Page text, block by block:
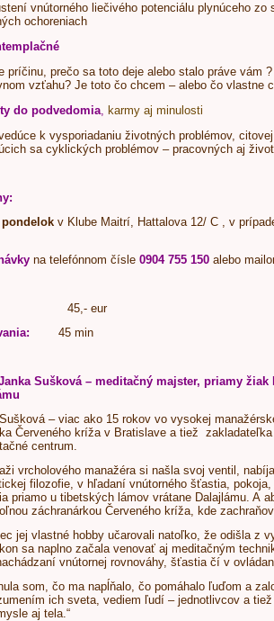
vnútorného liečivého potenciálu plynúceho
ochoreniach
príčinu, prečo sa toto deje alebo stalo práve
vzťahu? Je toto čo chcem – alebo čo vlastne
do podvedomia, karmy aj minulosti
k vysporiadaniu životných problémov,
sa cyklických problémov – pracovných aj
pondelok v Klube Maitrí, Hattalova 12/ C , v
na telefónnom čísle0904 755 150 alebo
45,- eur
45 min
Sušková – meditačný majster, priamy
– viac ako 15 rokov vo vysokej
Červeného kríža v Bratislave a tiež
centrum.
vrcholového manažéra si našla svoj ventil,
filozofie, v hľadaní vnútorného šťastia,
priamo u tibetských lámov vrátane Dalajlámu. A
záchranárkou Červeného kríža, kde
jej vlastné hobby učarovali natoľko, že odišla z
sa naplno začala venovať aj meditačným
vnútornej rovnováhy, šťastia čí v
som, čo ma napĺňalo, čo pomáhalo ľuďom a
ich sveta, vediem ľudí – jednotlivcov a
aj tela.“